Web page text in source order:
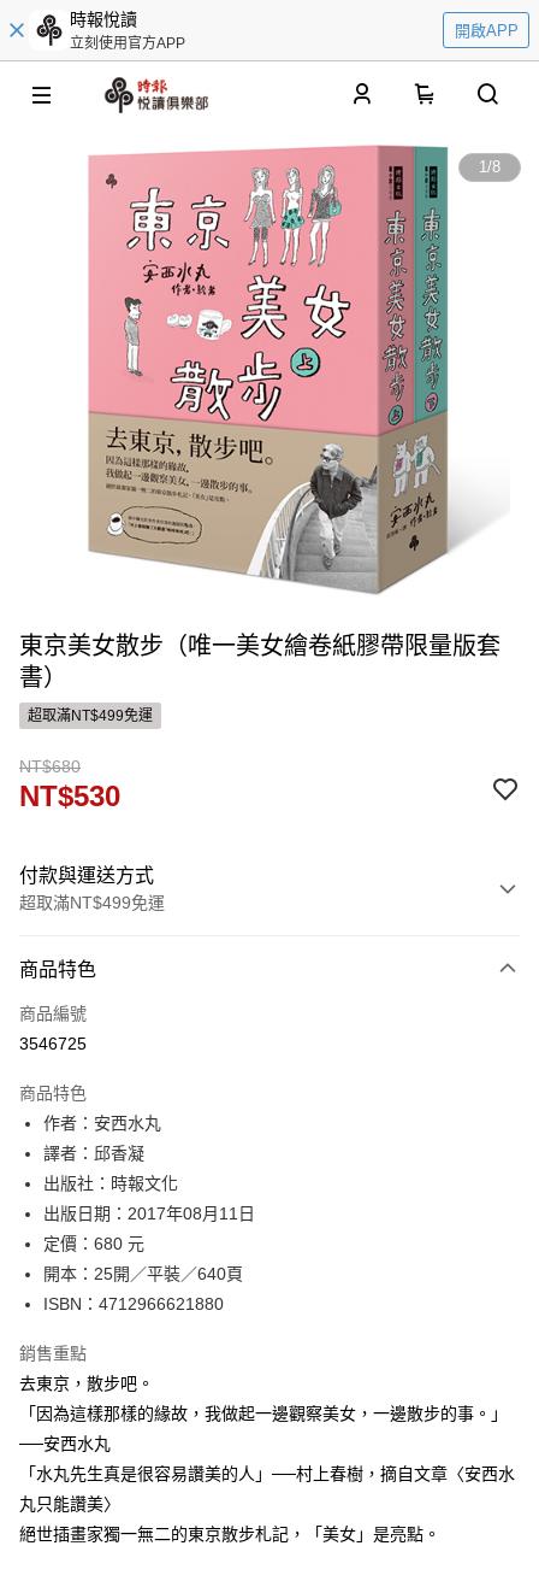
時報悅讀
立刻使用官方APP
開啟APP
1/8
東京美女散步（唯一美女繪卷紙膠帶限量版套
書）
超取滿NT$499免運
NT$680
NT$530
付款與運送方式
超取滿NT$499免運
信用卡一次付款
ATM付款
運送方式
付款後全家取貨
每筆NT$60，滿NT$499(含以上)免運費
付款後7-11取貨
每筆NT$60，滿NT$499(含以上)免運費
宅配
每筆NT$100，滿NT$499(含以上)免運費
商品特色
商品編號
3546725
商品特色
作者：安西水丸
譯者：邱香凝
出版社：時報文化
出版日期：2017年08月11日
定價：680 元
開本：25開／平裝／640頁
ISBN：4712966621880
銷售重點
去東京，散步吧。
「因為這樣那樣的緣故，我做起一邊觀察美女，一邊散步的事。」
──安西水丸
「水丸先生真是很容易讚美的人」──村上春樹，摘自文章〈安西水
丸只能讚美〉
絕世插畫家獨一無二的東京散步札記，「美女」是亮點。